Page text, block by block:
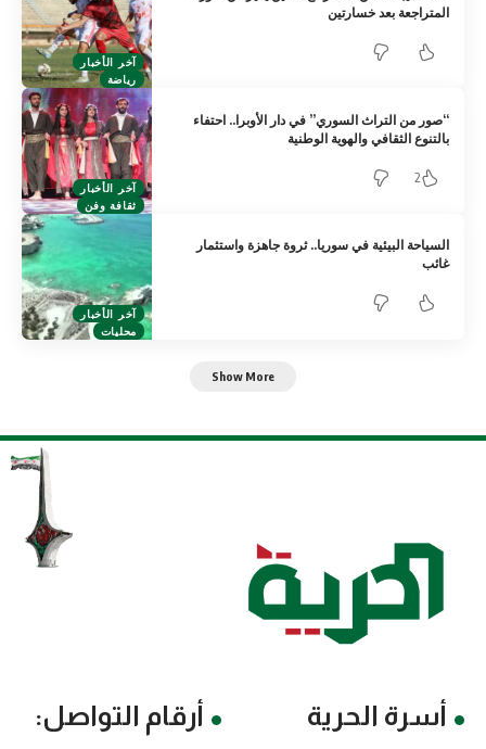
آخر الأخبار
رياضة
المتراجعة بعد خسارتين
آخر الأخبار
ثقافة وفن
“صور من التراث السوري” في دار الأوبرا.. احتفاء
بالتنوع الثقافي والهوية الوطنية
2
آخر الأخبار
محليات
السياحة البيئية في سوريا.. ثروة جاهزة واستثمار
غائب
Show More
أسرة الحرية أرقام التواصل: